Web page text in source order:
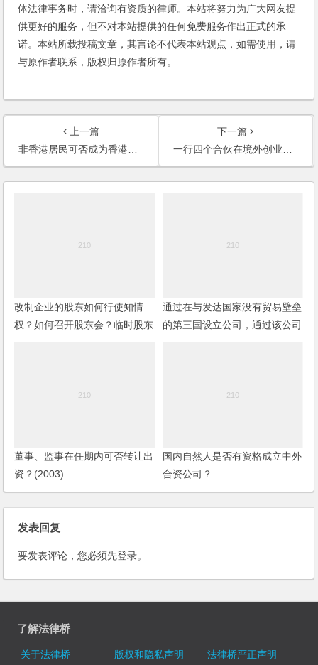
体法律事务时，请洽询有资质的律师。本站将努力为广大网友提
供更好的服务，但不对本站提供的任何免费服务作出正式的承
诺。本站所载投稿文章，其言论不代表本站观点，如需使用，请
与原作者联系，版权归原作者所有。
上一篇
非香港居民可否成为香港有限公司之股东及董事？
下一篇
一行四个合伙在境外创业，如果发生了利益冲突，能在大陆内地起诉吗？该合同应该注意什么？
改制企业的股东如何行使知情
权？如何召开股东会？临时股东
通过在与发达国家没有贸易壁垒
的第三国设立公司，通过该公司
董事、监事在任期内可否转让出
资？(2003)
国内自然人是否有资格成立中外
合资公司？
发表回复
要发表评论，您必须先登录。
了解法律桥
关于法律桥 版权和隐私声明
法律桥严正声明